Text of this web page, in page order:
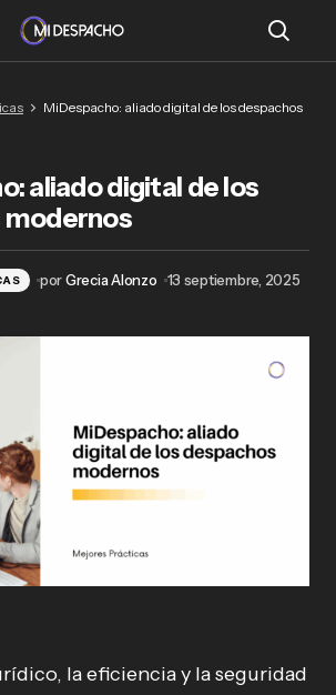
MiDespacho: aliado digital de los despachos
aliado digital de los
modernos
porGrecia Alonzo 13 septiembre, 2025
la eficiencia y la seguridad